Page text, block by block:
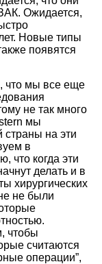
Ожидается,
Новые типы
появятся
что мы все еще
не так много
мы
страны на эти
в
что когда эти
делать и в
хирургических
не были
чтобы
считаются
операции”,